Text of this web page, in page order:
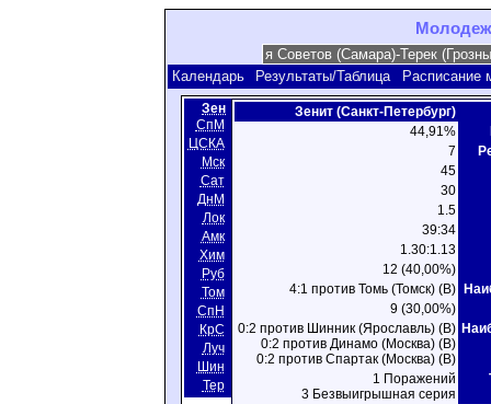
Календарь Результаты/Таблица Расписание
Зен
СпМ
ЦСКА
Мск
Сат
ДнМ
Лок
Амк
Хим
Руб
Том
СпН
КрС
Луч
Шин
Тер
Зенит (Санкт-Петербург)
44,91%
7
45
30
1.5
39:34
1.30:1.13
12 (40,00%)
4:1 против Томь (Томск) (В)
9 (30,00%)
0:2 против Шинник (Ярославль) (В)
0:2 против Динамо (Москва) (В)
0:2 против Спартак (Москва) (В)
1 Поражений
3 Безвыигрышная серия